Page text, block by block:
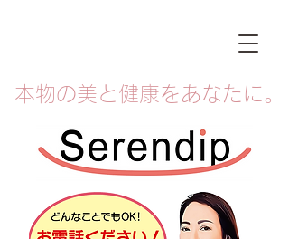
本物の美と健康をあなたに。